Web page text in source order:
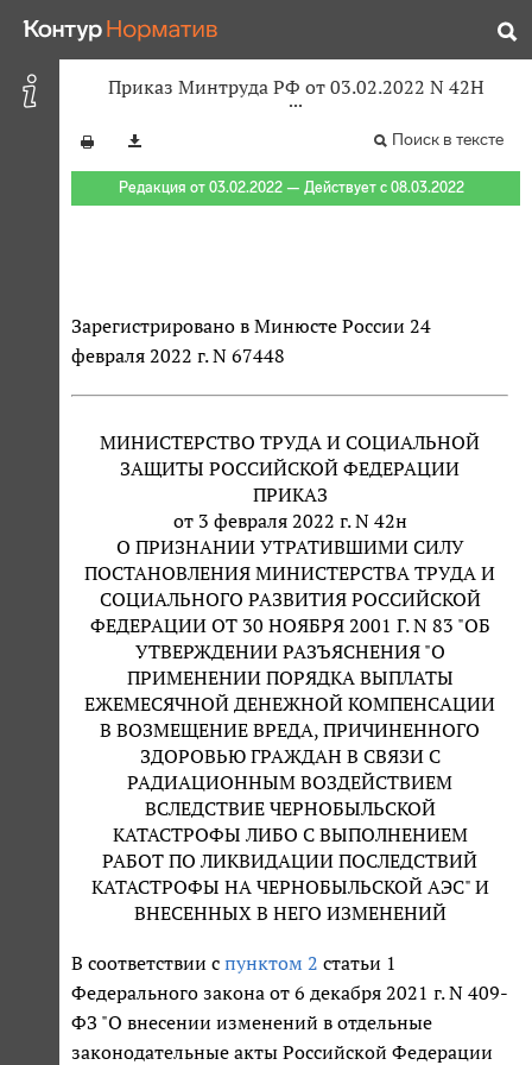
Приказ Минтруда РФ от 03.02.2022 N 42Н
Поиск в тексте
Редакция от 03.02.2022 — Действует с 08.03.2022
Зарегистрировано в Минюсте России 24
февраля 2022 г. N 67448
МИНИСТЕРСТВО ТРУДА И СОЦИАЛЬНОЙ
ЗАЩИТЫ РОССИЙСКОЙ ФЕДЕРАЦИИ
ПРИКАЗ
от 3 февраля 2022 г. N 42н
О ПРИЗНАНИИ УТРАТИВШИМИ СИЛУ
ПОСТАНОВЛЕНИЯ МИНИСТЕРСТВА ТРУДА И
СОЦИАЛЬНОГО РАЗВИТИЯ РОССИЙСКОЙ
ФЕДЕРАЦИИ ОТ 30 НОЯБРЯ 2001 Г. N 83 "ОБ
УТВЕРЖДЕНИИ РАЗЪЯСНЕНИЯ "О
ПРИМЕНЕНИИ ПОРЯДКА ВЫПЛАТЫ
ЕЖЕМЕСЯЧНОЙ ДЕНЕЖНОЙ КОМПЕНСАЦИИ
В ВОЗМЕЩЕНИЕ ВРЕДА, ПРИЧИНЕННОГО
ЗДОРОВЬЮ ГРАЖДАН В СВЯЗИ С
РАДИАЦИОННЫМ ВОЗДЕЙСТВИЕМ
ВСЛЕДСТВИЕ ЧЕРНОБЫЛЬСКОЙ
КАТАСТРОФЫ ЛИБО С ВЫПОЛНЕНИЕМ
РАБОТ ПО ЛИКВИДАЦИИ ПОСЛЕДСТВИЙ
КАТАСТРОФЫ НА ЧЕРНОБЫЛЬСКОЙ АЭС" И
ВНЕСЕННЫХ В НЕГО ИЗМЕНЕНИЙ
В соответствии с пунктом 2 статьи 1
Федерального закона от 6 декабря 2021 г. N 409-
ФЗ "О внесении изменений в отдельные
законодательные акты Российской Федерации